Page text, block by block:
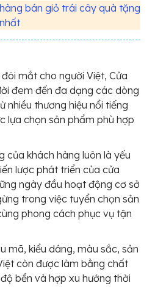
bán giỏ trái cây quà tặng
mắt cho người Việt, Cửa
đem đến đa dạng các dòng
nhiều thương hiệu nổi tiếng
lựa chọn sản phẩm phù hợp
của khách hàng luôn là yếu
lược phát triển của cửa
ngày đầu hoạt động cơ sở
trong việc tuyển chọn sản
phong cách phục vụ tận
mã, kiểu dáng, màu sắc, sản
còn được làm bằng chất
bền và hợp xu hướng thời